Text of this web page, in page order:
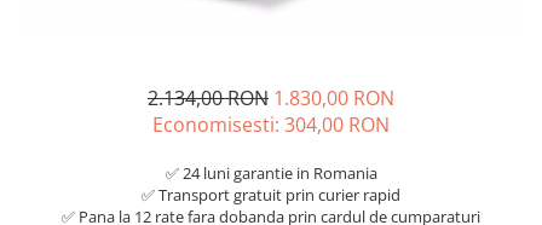
2.134,00 RON 1.830,00 RON
Economisesti: 304,00 RON
✅ 24 luni garantie in Romania
✅ Transport gratuit prin curier rapid
✅ Pana la 12 rate fara dobanda prin cardul de cumparaturi